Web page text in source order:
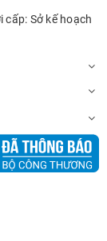
Sở kế hoạch